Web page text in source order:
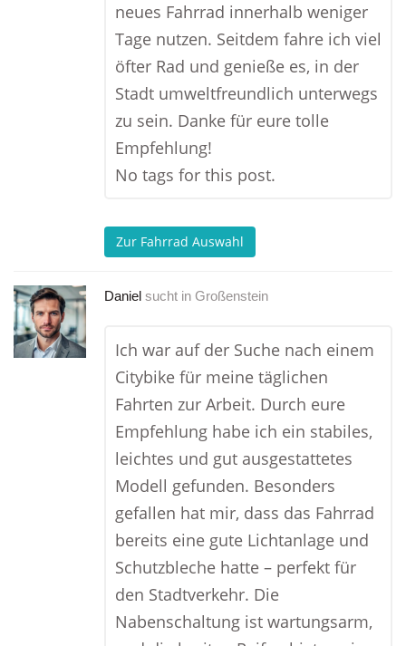
neues Fahrrad innerhalb weniger
Tage nutzen. Seitdem fahre ich viel
öfter Rad und genieße es, in der
Stadt umweltfreundlich unterwegs
zu sein. Danke für eure tolle
Empfehlung!
No tags for this post.
Zur Fahrrad Auswahl
Daniel sucht in Großenstein
Ich war auf der Suche nach einem
Citybike für meine täglichen
Fahrten zur Arbeit. Durch eure
Empfehlung habe ich ein stabiles,
leichtes und gut ausgestattetes
Modell gefunden. Besonders
gefallen hat mir, dass das Fahrrad
bereits eine gute Lichtanlage und
Schutzbleche hatte – perfekt für
den Stadtverkehr. Die
Nabenschaltung ist wartungsarm,